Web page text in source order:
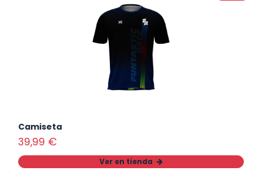
Camiseta
39,99 €
Ver en tienda